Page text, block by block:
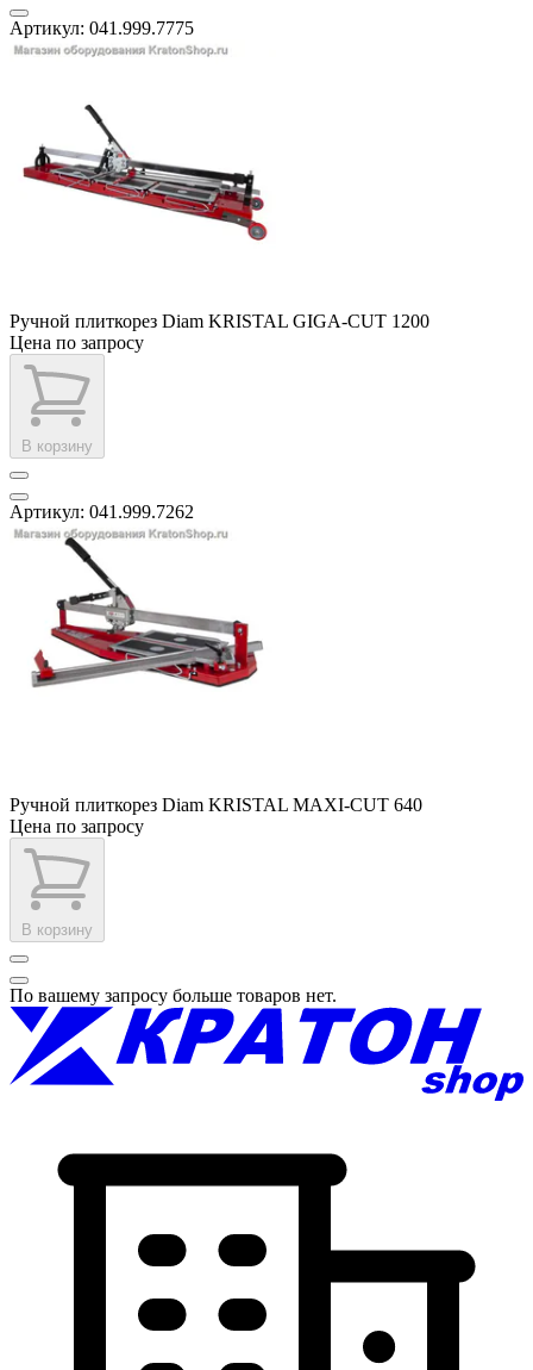
Артикул: 041.999.7775
Ручной плиткорез Diam KRISTAL GIGA-CUT 1200
Цена по запросу
В корзину
Артикул: 041.999.7262
Ручной плиткорез Diam KRISTAL MAXI-CUT 640
Цена по запросу
В корзину
По вашему запросу больше товаров нет.